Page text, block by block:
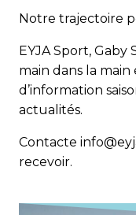
Notre trajectoire
EYJA Sport,
main dans la
d’information
actualités.
Contacte
recevoir.